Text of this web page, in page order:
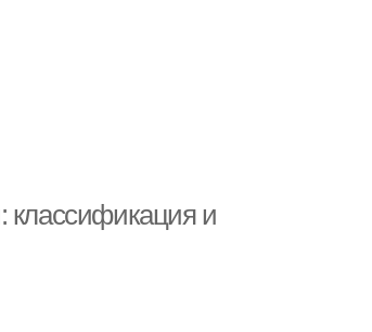
классификация и